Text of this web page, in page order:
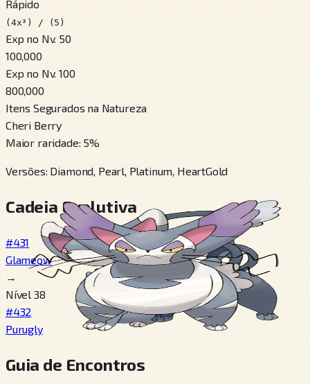
Rápido
(4x³) / (5)
Exp no Nv. 50
100,000
Exp no Nv. 100
800,000
Itens Segurados na Natureza
Cheri Berry
Maior raridade: 5%
Versões: Diamond, Pearl, Platinum, HeartGold
Cadeia Evolutiva
#431
Glameow
→
Nível 38
#432
Purugly
Guia de Encontros